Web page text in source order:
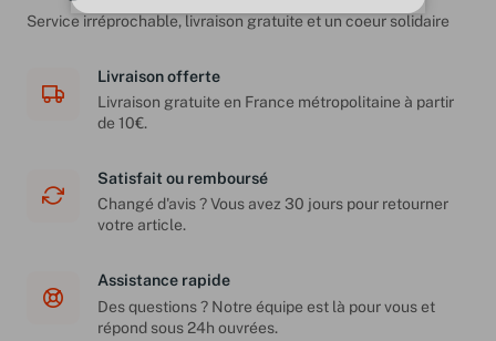
Service irréprochable, livraison gratuite et un coeur solidaire
Livraison offerte
Livraison gratuite en France métropolitaine à partir
de 10€.
Satisfait ou remboursé
Changé d'avis ? Vous avez 30 jours pour retourner
votre article.
Assistance rapide
Des questions ? Notre équipe est là pour vous et
répond sous 24h ouvrées.